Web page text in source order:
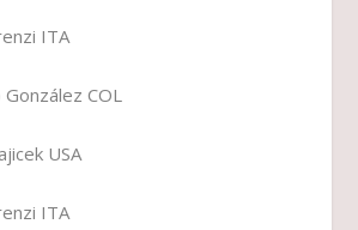
ITA
COL
USA
ITA